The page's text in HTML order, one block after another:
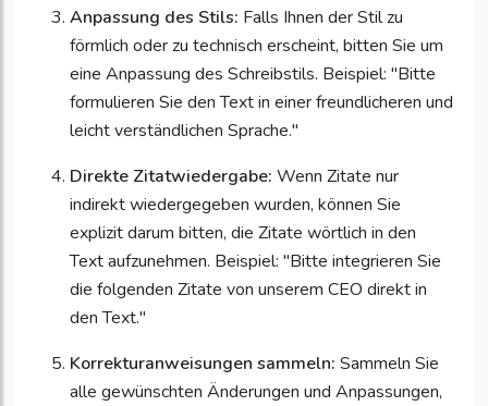
Anpassung des Stils: Falls Ihnen der Stil zu
förmlich oder zu technisch erscheint, bitten Sie um
eine Anpassung des Schreibstils. Beispiel: "Bitte
formulieren Sie den Text in einer freundlicheren und
leicht verständlichen Sprache."
Direkte Zitatwiedergabe: Wenn Zitate nur
indirekt wiedergegeben wurden, können Sie
explizit darum bitten, die Zitate wörtlich in den
Text aufzunehmen. Beispiel: "Bitte integrieren Sie
die folgenden Zitate von unserem CEO direkt in
den Text."
Korrekturanweisungen sammeln: Sammeln Sie
alle gewünschten Änderungen und Anpassungen,